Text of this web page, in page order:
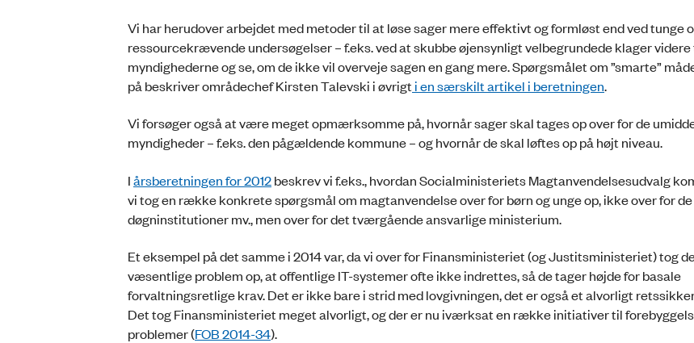
Vi har herudover arbejdet med metoder til at løse sager mere effektivt og formløst end ved tunge
ressourcekrævende undersøgelser – f.eks. ved at skubbe øjensynligt velbegrundede klager videre
myndighederne og se, om de ikke vil overveje sagen en gang mere. Spørgsmålet om ”smarte”
på beskriver områdechef Kirsten Talevski i øvrigt i en særskilt artikel i beretningen.
Vi forsøger også at være meget opmærksomme på, hvornår sager skal tages op over for de
myndigheder – f.eks. den pågældende kommune – og hvornår de skal løftes op på højt niveau.
Iårsberetningen for 2012beskrev vi f.eks., hvordan Socialministeriets Magtanvendelsesudvalg
vi tog en række konkrete spørgsmål om magtanvendelse over for børn og unge op, ikke over for
døgninstitutioner mv., men over for det tværgående ansvarlige ministerium.
Et eksempel på det samme i 2014 var, da vi over for Finansministeriet (og Justitsministeriet) tog
væsentlige problem op, at offentlige IT-systemer ofte ikke indrettes, så de tager højde for basale
forvaltningsretlige krav. Det er ikke bare i strid med lovgivningen, det er også et alvorligt
Det tog Finansministeriet meget alvorligt, og der er nu iværksat en række initiativer til
problemer (FOB 2014-34).